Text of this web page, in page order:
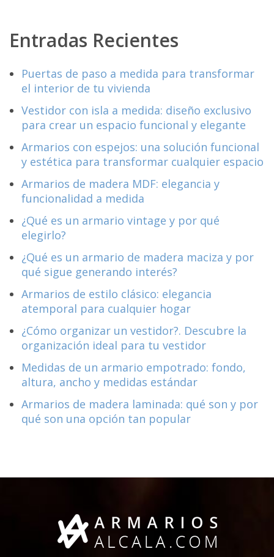
Entradas Recientes
Puertas de paso a medida para transformar
el interior de tu vivienda
Vestidor con isla a medida: diseño exclusivo
para crear un espacio funcional y elegante
Armarios con espejos: una solución funcional
y estética para transformar cualquier espacio
Armarios de madera MDF: elegancia y
funcionalidad a medida
¿Qué es un armario vintage y por qué
elegirlo?
¿Qué es un armario de madera maciza y por
qué sigue generando interés?
Armarios de estilo clásico: elegancia
atemporal para cualquier hogar
¿Cómo organizar un vestidor?. Descubre la
organización ideal para tu vestidor
Medidas de un armario empotrado: fondo,
altura, ancho y medidas estándar
Armarios de madera laminada: qué son y por
qué son una opción tan popular